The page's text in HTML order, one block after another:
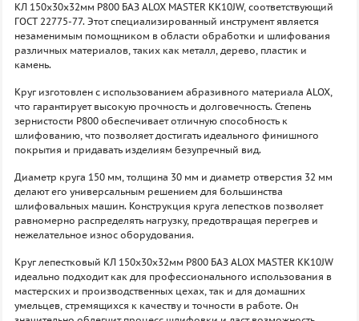
КЛ 150х30х32мм P800 БАЗ ALOX MASTER KK10JW, соответствующий
ГОСТ 22775-77. Этот специализированный инструмент является
незаменимым помощником в области обработки и шлифования
различных материалов, таких как металл, дерево, пластик и
камень.
Круг изготовлен с использованием абразивного материала ALOX,
что гарантирует высокую прочность и долговечность. Степень
зернистости P800 обеспечивает отличную способность к
шлифованию, что позволяет достигать идеального финишного
покрытия и придавать изделиям безупречный вид.
Диаметр круга 150 мм, толщина 30 мм и диаметр отверстия 32 мм
делают его универсальным решением для большинства
шлифовальных машин. Конструкция круга лепестков позволяет
равномерно распределять нагрузку, предотвращая перегрев и
нежелательное износ оборудования.
Круг лепестковый КЛ 150х30х32мм P800 БАЗ ALOX MASTER KK10JW
идеально подходит как для профессионального использования в
мастерских и производственных цехах, так и для домашних
умельцев, стремящихся к качеству и точности в работе. Он